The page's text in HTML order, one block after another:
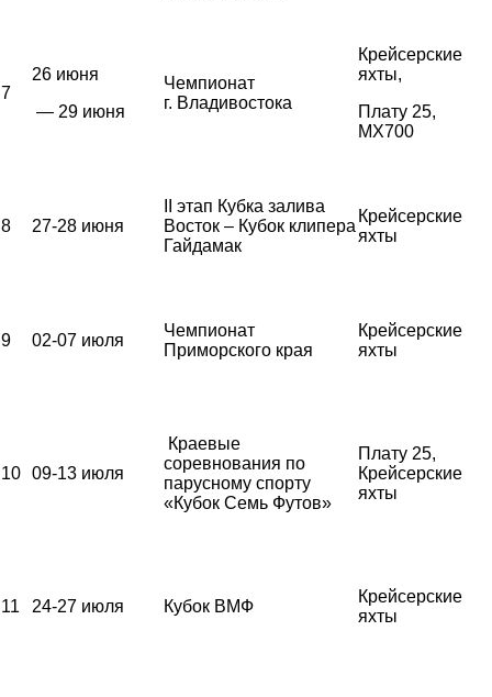
7
26 июня
— 29 июня
Чемпионат
г. Владивостока
Крейсерские
яхты,
Плату 25,
MX700
8 27-28 июня
II этап Кубка залива
Восток – Кубок клипера
Гайдамак
Крейсерские
яхты
9 02-07 июля
Чемпионат
Приморского края
Крейсерские
яхты
10 09-13 июля
Краевые
соревнования по
парусному спорту
«Кубок Семь Футов»
Плату 25,
Крейсерские
яхты
11 24-27 июля Кубок ВМФ
Крейсерские
яхты